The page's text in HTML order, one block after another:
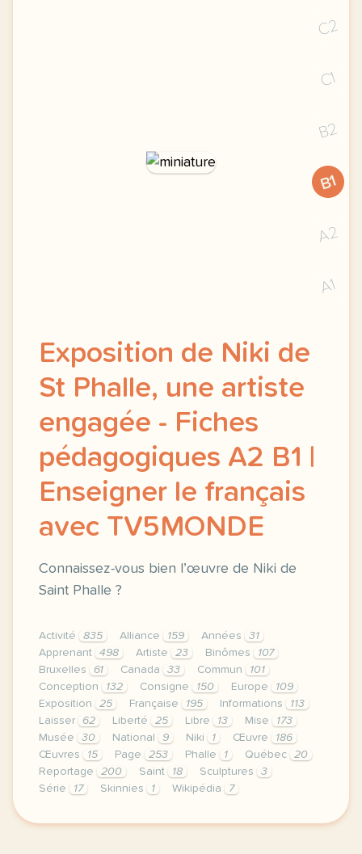
C2
C1
B2
B1
A2
A1
Exposition de Niki de
St Phalle, une artiste
engagée - Fiches
pédagogiques A2 B1 |
Enseigner le français
avec TV5MONDE
Connaissez-vous bien l’œuvre de Niki de
Saint Phalle ?
Activité 835 Alliance 159 Années
31
Apprenant
498 Artiste 23 Binômes
107
Bruxelles
61 Canada 33 Commun
101
Conception
132 Consigne 150 Europe
109
Exposition
25 Française 195 Informations
113
Laisser
62 Liberté 25 Libre 13 Mise
173
Musée
30 National 9 Niki 1 Œuvre
186
Œuvres
15 Page 253 Phalle 1 Québec
20
Reportage
200 Saint 18 Sculptures
3
Série
17 Skinnies 1 Wikipédia 7
le respect de votre vie privee est une priorite